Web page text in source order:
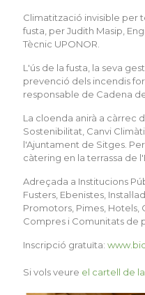
Climatització invisible per
fusta, per Judith Masip,
Tècnic UPONOR.
L'ús de la fusta, la seva
prevenció dels incendis
responsable de Cadena
La cloenda anirà a càrrec
Sostenibilitat, Canvi
l'Ajuntament de Sitges.
càtering en la terrassa de
Adreçada a Institucions
Fusters, Ebenistes,
Promotors, Pimes, Hotels,
Compres i Comunitats de
Inscripció gratuïta:
Si vols veure el cartell de